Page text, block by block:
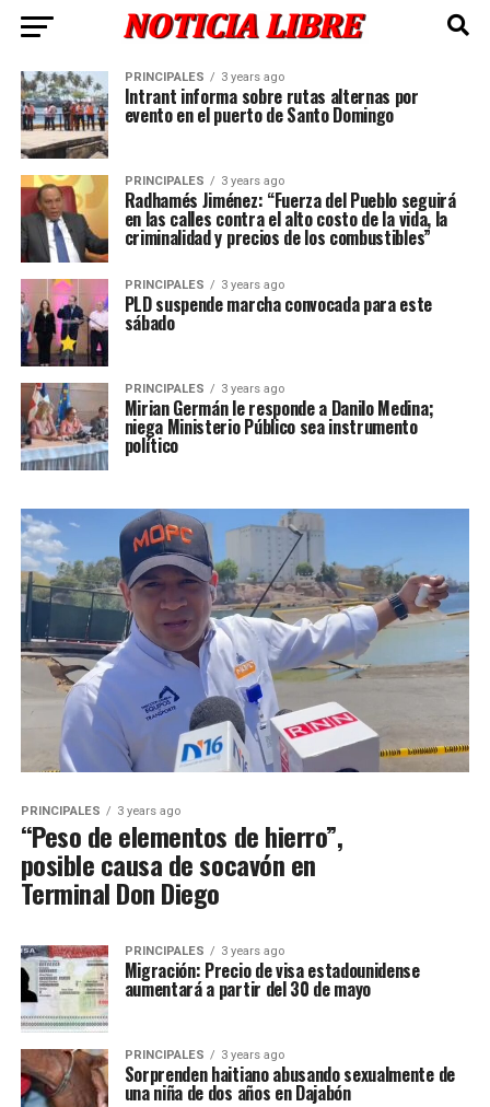
PRINCIPALES 3 years ago
Intrant informa sobre rutas alternas por
evento en el puerto de Santo Domingo
PRINCIPALES 3 years ago
Radhamés Jiménez: “Fuerza del Pueblo seguirá
en las calles contra el alto costo de la vida, la
criminalidad y precios de los combustibles”
PRINCIPALES 3 years ago
PLD suspende marcha convocada para este
sábado
PRINCIPALES 3 years ago
Mirian Germán le responde a Danilo Medina;
niega Ministerio Público sea instrumento
político
PRINCIPALES 3 years ago
“Peso de elementos de hierro”,
posible causa de socavón en
Terminal Don Diego
PRINCIPALES 3 years ago
Migración: Precio de visa estadounidense
aumentará a partir del 30 de mayo
PRINCIPALES 3 years ago
Sorprenden haitiano abusando sexualmente de
una niña de dos años en Dajabón